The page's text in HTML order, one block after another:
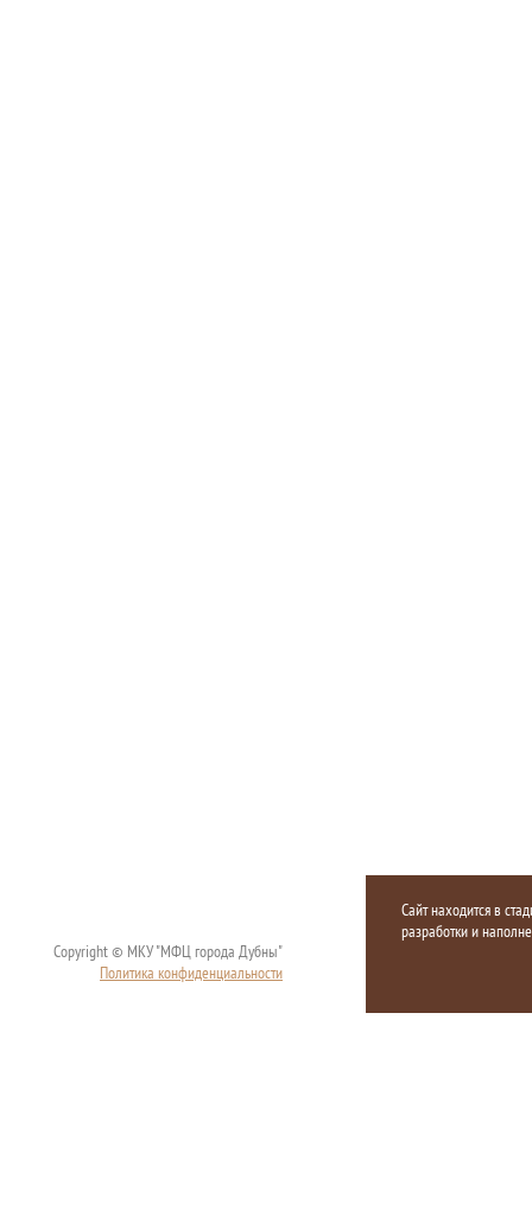
Copyright © МКУ "МФЦ города Дубны"
Политика конфиденциальности
Сайт находится в
разработки и